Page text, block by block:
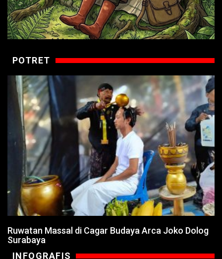
POTRET
Ruwatan Massal di Cagar Budaya Arca Joko Dolog
Surabaya
INFOGRAFIS